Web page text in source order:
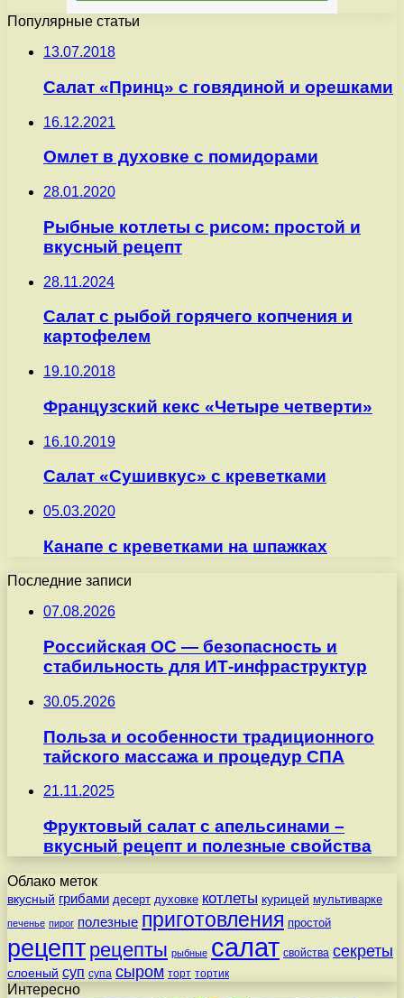
Популярные статьи
13.07.2018
Салат «Принц» с говядиной и орешками
16.12.2021
Омлет в духовке с помидорами
28.01.2020
Рыбные котлеты с рисом: простой и
вкусный рецепт
28.11.2024
Салат с рыбой горячего копчения и
картофелем
19.10.2018
Французский кекс «Четыре четверти»
16.10.2019
Салат «Сушивкус» с креветками
05.03.2020
Канапе с креветками на шпажках
Последние записи
07.08.2026
Российская ОС — безопасность и
стабильность для ИТ-инфраструктур
30.05.2026
Польза и особенности традиционного
тайского массажа и процедур СПА
21.11.2025
Фруктовый салат с апельсинами –
вкусный рецепт и полезные свойства
Облако меток
вкусный грибами десерт духовке котлеты курицей мультиварке
печенье пирог полезные приготовления простой
рецепт рецепты рыбные салат свойства секреты
слоеный суп супа сыром торт тортик
Интересно